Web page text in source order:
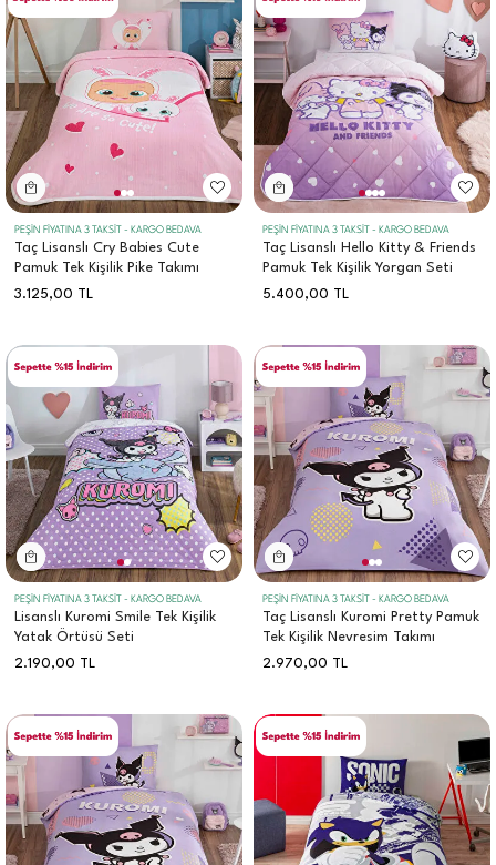
PEŞİN FİYATINA 3 TAKSİT - KARGO BEDAVA
Taç Lisanslı Cry Babies Cute
Pamuk Tek Kişilik Pike Takımı
3.125,00 TL
PEŞİN FİYATINA 3 TAKSİT - KARGO BEDAVA
Taç Lisanslı Hello Kitty & Friends
Pamuk Tek Kişilik Yorgan Seti
5.400,00 TL
PEŞİN FİYATINA 3 TAKSİT - KARGO BEDAVA
Lisanslı Kuromi Smile Tek Kişilik
Yatak Örtüsü Seti
2.190,00 TL
PEŞİN FİYATINA 3 TAKSİT - KARGO BEDAVA
Taç Lisanslı Kuromi Pretty Pamuk
Tek Kişilik Nevresim Takımı
2.970,00 TL